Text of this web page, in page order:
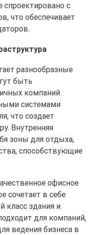
спроектировано с
что обеспечивает
разнообразные
быть
компаний.
системами
что создает
Внутренняя
зоны для отдыха,
способствующие
офисное
сочетает в себе
класс здания и
для компаний,
ведения бизнеса в